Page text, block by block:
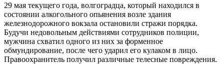
29 мая текущего года, волгоградца, который находился в
состоянии алкогольного опьянения возле здания
железнодорожного вокзала остановили стражи порядка.
Будучи недовольным действиями сотрудников полиции,
мужчина схватил одного из них за форменное
обмундирование, после чего ударил его кулаком в лицо.
Правоохранитель получил различные телесные повреждения.